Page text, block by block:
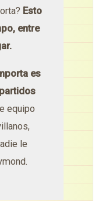
Esto
entre
es
equipo
le